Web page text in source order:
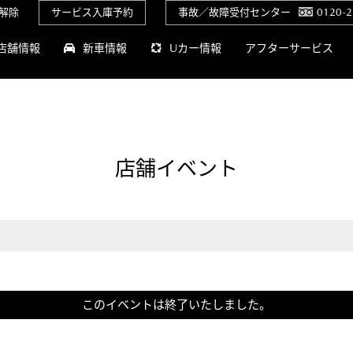
除 サービス入庫予約 事故／故障受付センター 0120-
舗情報 新車情報 Uカー情報 アフターサービス
店舗イベント
このイベントは終了いたしました。